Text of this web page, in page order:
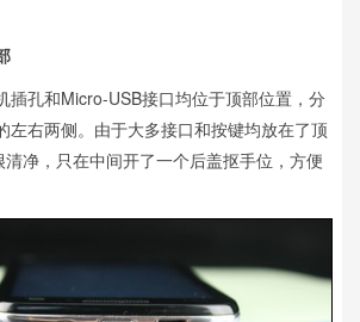
插孔和Micro-USB接口均位于顶部位置，分
左右两侧。由于大多接口和按键均放在了顶
净，只在中间开了一个后盖抠手位，方便